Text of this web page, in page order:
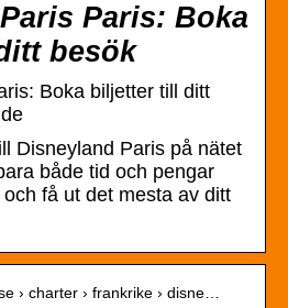
Paris: Boka
besök
Boka biljetter till ditt
Disneyland Paris på nätet
både tid och pengar
få ut det mesta av ditt
› charter › frankrike › disne…